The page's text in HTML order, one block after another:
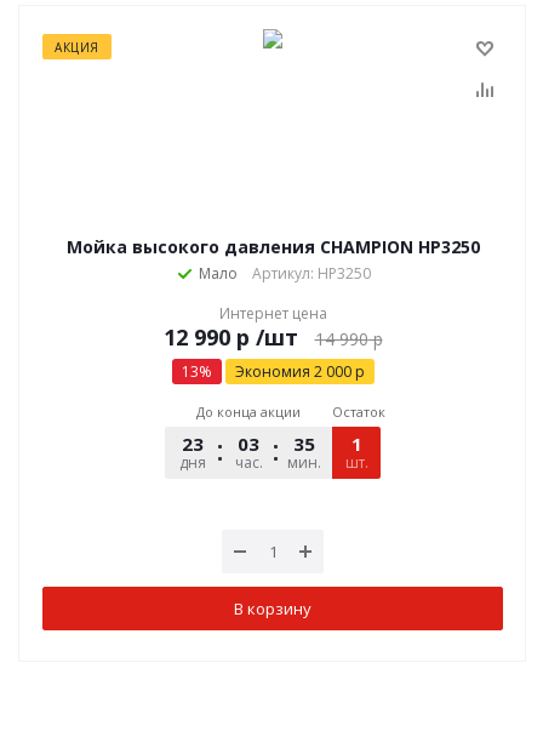
АКЦИЯ
Мойка высокого давления CHAMPION HP3250
Мало
Артикул: HP3250
Интернет цена
р /шт 14 990р
13% Экономия 2 000р
До конца акции
23
дня
03
час.
35
мин.
28
сек.
Остаток
1
шт.
В корзину